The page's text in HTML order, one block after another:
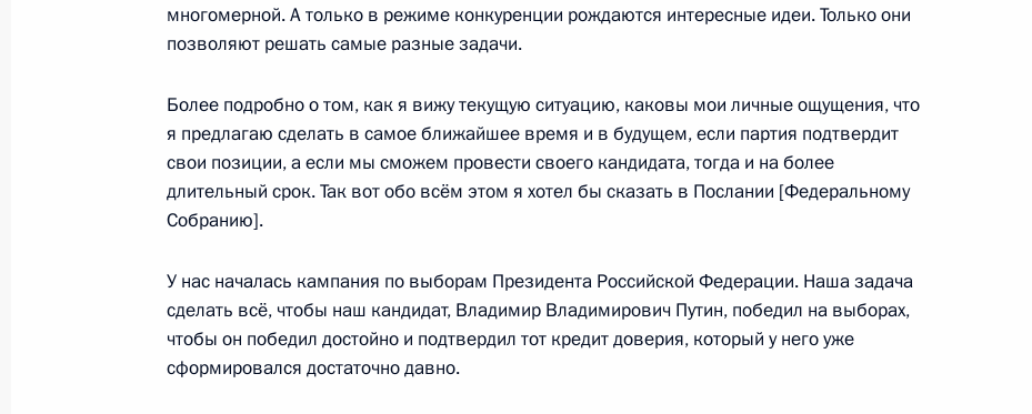
2 марта 2012 года, пятница
2 марта 2012 года, 04:00
6 февраля 2012 года, понедельник
сторонников
6 февраля 2012 года, 17:00 Московская область, Горки
многомерной. А только в режиме конкуренции рождаются интересные идеи. Только они
позволяют решать самые разные задачи.
Более подробно о том, как я вижу текущую ситуацию, каковы мои личные ощущения, что
я предлагаю сделать в самое ближайшее время и в будущем, если партия подтвердит
свои позиции, а если мы сможем провести своего кандидата, тогда и на более
длительный срок. Так вот обо всём этом я хотел бы сказать в Послании [Федеральному
Собранию].
У нас началась кампания по выборам Президента Российской Федерации. Наша задача
сделать всё, чтобы наш кандидат, Владимир Владимирович Путин, победил на выборах,
чтобы он победил достойно и подтвердил тот кредит доверия, который у него уже
сформировался достаточно давно.